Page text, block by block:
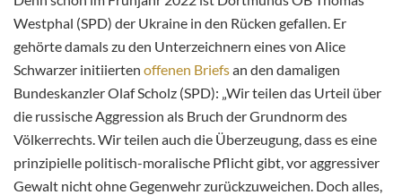
Westphal (SPD) der Ukraine in den Rücken gefallen. Er
gehörte damals zu den Unterzeichnern eines von Alice
Schwarzer initiierten offenen Briefsan den damaligen
Bundeskanzler Olaf Scholz (SPD): „Wir teilen das Urteil über
die russische Aggression als Bruch der Grundnorm des
Völkerrechts. Wir teilen auch die Überzeugung, dass es eine
prinzipielle politisch-moralische Pflicht gibt, vor aggressiver
Gewalt nicht ohne Gegenwehr zurückzuweichen. Doch alles,